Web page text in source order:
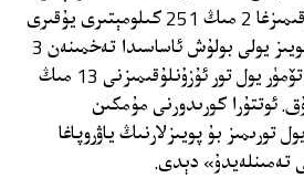
بولغان تۆمۈر يول ئۇزۇنلۇقىمىزغا 2 مىڭ 251 كىلومېتىرى يۇقىرى
سۈرئەتلىك پويىز ۋە تېز پويىز يولى بولۇش ئاساسىدا تەخمىنەن 3
مىڭ كىلومېتىر قوشتۇق. تۆمۈر يول تور ئۇزۇنلۇقىمىزنى 13 مىڭ
ئوتتۇرا كورىدورنى مۇمكىن
تورىمىز بۇ پويىزلارنىڭ ياۋروپاغا
تەمىنلەيدۇ» دېدى.